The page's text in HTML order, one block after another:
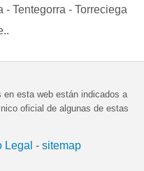
Tentegorra - Torreciega
esta web están indicados a
oficial de algunas de estas
Legal - sitemap